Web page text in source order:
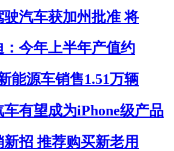
汽车获加州批准 将
今年上半年产值约
能源车销售1.51万辆
有望成为iPhone级产品
招 推荐购买新老用